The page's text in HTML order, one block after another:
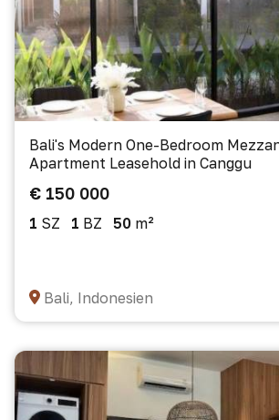
Bali's Modern One-Bedroom
Apartment Leasehold in Canggu
€ 150 000
1 SZ 1 BZ 50 m²
Bali, Indonesien